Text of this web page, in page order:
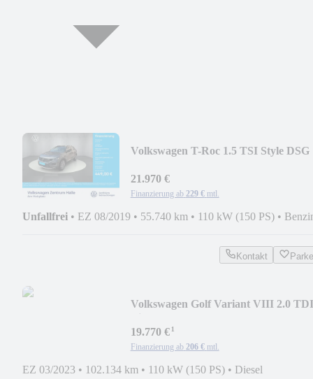
Volkswagen T-Roc 1.5 TSI Style DSG
21.970 €
Finanzierung ab 229 € mtl.
Unfallfrei • EZ 08/2019 • 55.740 km • 110 kW (150 PS) •
Kontakt
Volkswagen Golf Variant VIII 2.0 TDI
19.770 €¹
Finanzierung ab 206 € mtl.
EZ 03/2023 • 102.134 km • 110 kW (150 PS) • Diesel